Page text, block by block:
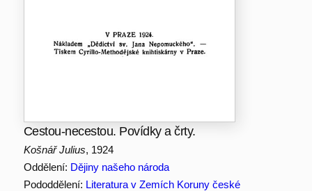
Cestou-necestou. Povídky a črty.
Košnář Julius, 1924
Oddělení: Dějiny našeho národa
Pododdělení: Literatura v Zemích Koruny české